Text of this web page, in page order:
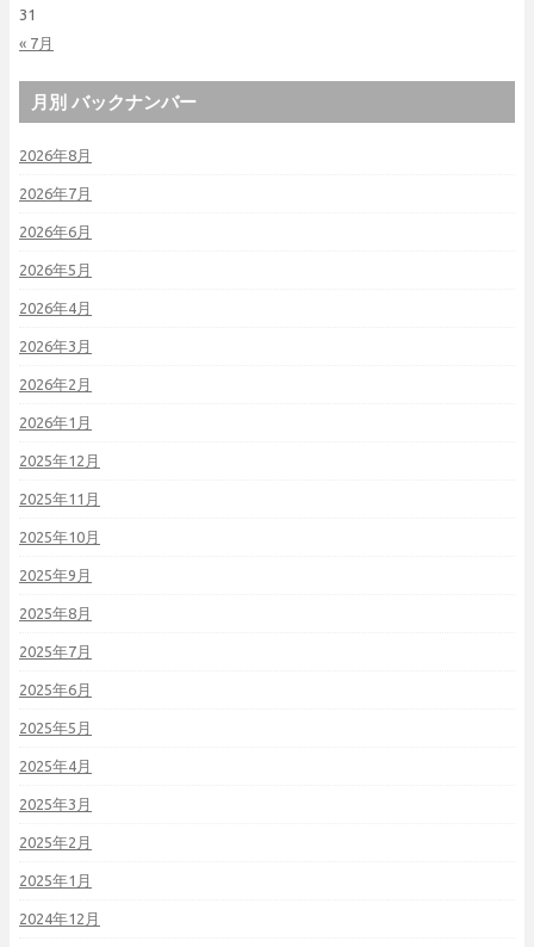
« 7月
31
月別 バックナンバー
2026年8月
2026年7月
2026年6月
2026年5月
2026年4月
2026年3月
2026年2月
2026年1月
2025年12月
2025年11月
2025年10月
2025年9月
2025年8月
2025年7月
2025年6月
2025年5月
2025年4月
2025年3月
2025年2月
2025年1月
2024年12月